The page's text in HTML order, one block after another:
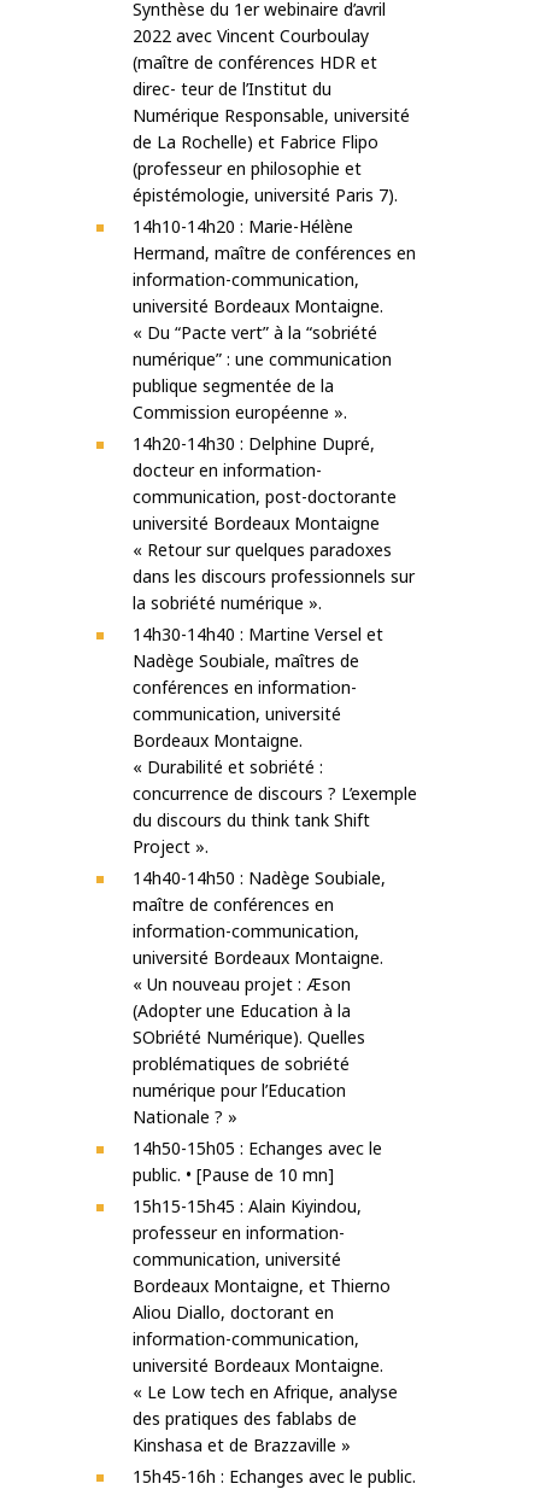
Synthèse du 1er webinaire d’avril
2022 avec Vincent Courboulay
(maître de conférences HDR et
direc- teur de l’Institut du
Numérique Responsable, université
de La Rochelle) et Fabrice Flipo
(professeur en philosophie et
épistémologie, université Paris 7).
14h10-14h20 : Marie-Hélène
Hermand, maître de conférences en
information-communication,
université Bordeaux Montaigne.
« Du “Pacte vert” à la “sobriété
numérique” : une communication
publique segmentée de la
Commission européenne ».
14h20-14h30 : Delphine Dupré,
docteur en information-
communication, post-doctorante
université Bordeaux Montaigne
« Retour sur quelques paradoxes
dans les discours professionnels sur
la sobriété numérique ».
14h30-14h40 : Martine Versel et
Nadège Soubiale, maîtres de
conférences en information-
communication, université
Bordeaux Montaigne.
« Durabilité et sobriété :
concurrence de discours ? L’exemple
du discours du think tank Shift
Project ».
14h40-14h50 : Nadège Soubiale,
maître de conférences en
information-communication,
université Bordeaux Montaigne.
« Un nouveau projet : Æson
(Adopter une Education à la
SObriété Numérique). Quelles
problématiques de sobriété
numérique pour l’Education
Nationale ? »
14h50-15h05 : Echanges avec le
public. • [Pause de 10 mn]
15h15-15h45 : Alain Kiyindou,
professeur en information-
communication, université
Bordeaux Montaigne, et Thierno
Aliou Diallo, doctorant en
information-communication,
université Bordeaux Montaigne.
« Le Low tech en Afrique, analyse
des pratiques des fablabs de
Kinshasa et de Brazzaville »
15h45-16h : Echanges avec le public.